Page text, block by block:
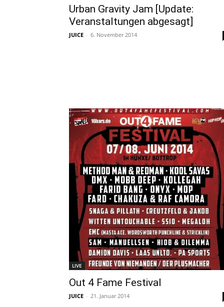
Urban Gravity Jam [Update:
Veranstaltungen abgesagt]
JUICE - 6. November 2014
LIVE
Out 4 Fame Festival
JUICE - 21. Januar 2014